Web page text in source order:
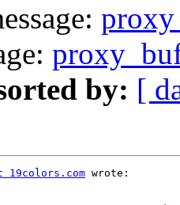
by: [
19colors.com wrote: